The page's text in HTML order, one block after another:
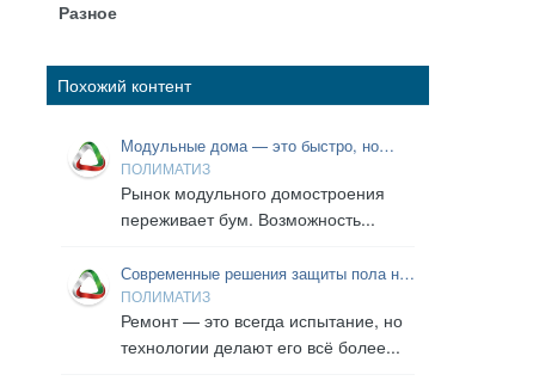
Разное
Похожий контент
Модульные дома — это быстро, но
надежно ли? Разбираем «начинку»:
кровельный пирог и магию мембран
ПОЛИМАТИЗ
Рынок модульного домостроения
переживает бум. Возможность...
Современные решения защиты пола на
время ремонта
ПОЛИМАТИЗ
Ремонт — это всегда испытание, но
технологии делают его всё более...